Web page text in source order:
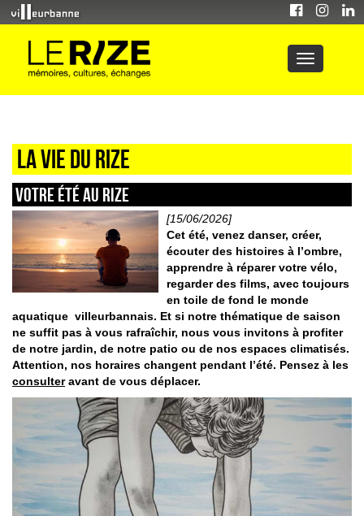
La vie du Rize
VOTRE ÉTÉ AU RIZE
[15/06/2026]
Cet été, venez danser, créer,
écouter des histoires à l’ombre,
apprendre à réparer votre vélo,
regarder des films, avec toujours
en toile de fond le monde
aquatique villeurbannais. Et si notre thématique de saison
ne suffit pas à vous rafraîchir, nous vous invitons à profiter
de notre jardin, de notre patio ou de nos espaces climatisés.
Attention, nos horaires changent pendant l’été. Pensez à les
consulteravant de vous déplacer.